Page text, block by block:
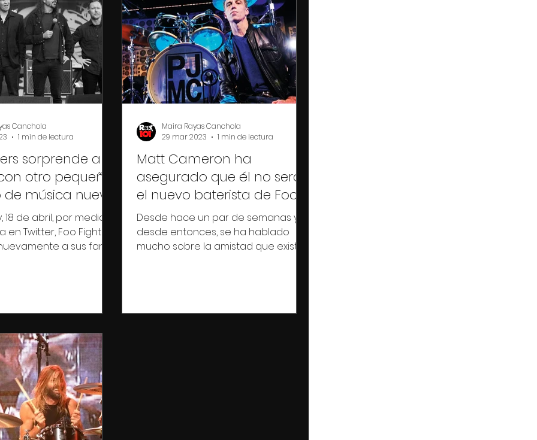
sorprende a
otro pequeño
música nueva
18 de abril, por medio
Twitter, Foo Fighters
a sus fans
Canchola
1 min de lectura
Matt Cameron ha
asegurado que él no será
el nuevo baterista de Foo
Fighters
Desde hace un par de semanas y
desde entonces, se ha hablado
mucho sobre la amistad que existía
Maira Rayas Canchola
29 mar 2023
1 min de lectura